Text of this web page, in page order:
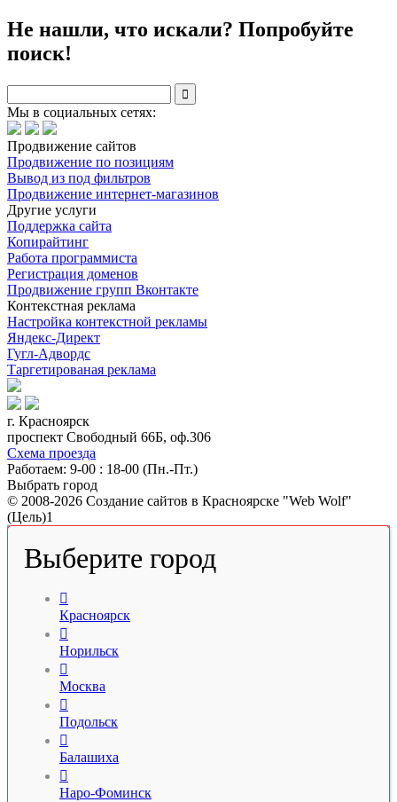
Не нашли, что искали? Попробуйте
поиск!

Мы в социальных сетях:
Продвижение сайтов
Продвижение по позициям
Вывод из под фильтров
Продвижение интернет-магазинов
Другие услуги
Поддержка сайта
Копирайтинг
Работа программиста
Регистрация доменов
Продвижение групп Вконтакте
Контекстная реклама
Настройка контекстной рекламы
Яндекс-Директ
Гугл-Адвордс
Таргетированая реклама
г. Красноярск
проспект Свободный 66Б, оф.306
Схема проезда
Работаем: 9-00 : 18-00 (Пн.-Пт.)
Выбрать город
© 2008-2026 Создание сайтов в Красноярске "Web Wolf"
(Цель)1
Выберите город

Красноярск

Норильск

Москва

Подольск

Балашиха

Наро-Фоминск